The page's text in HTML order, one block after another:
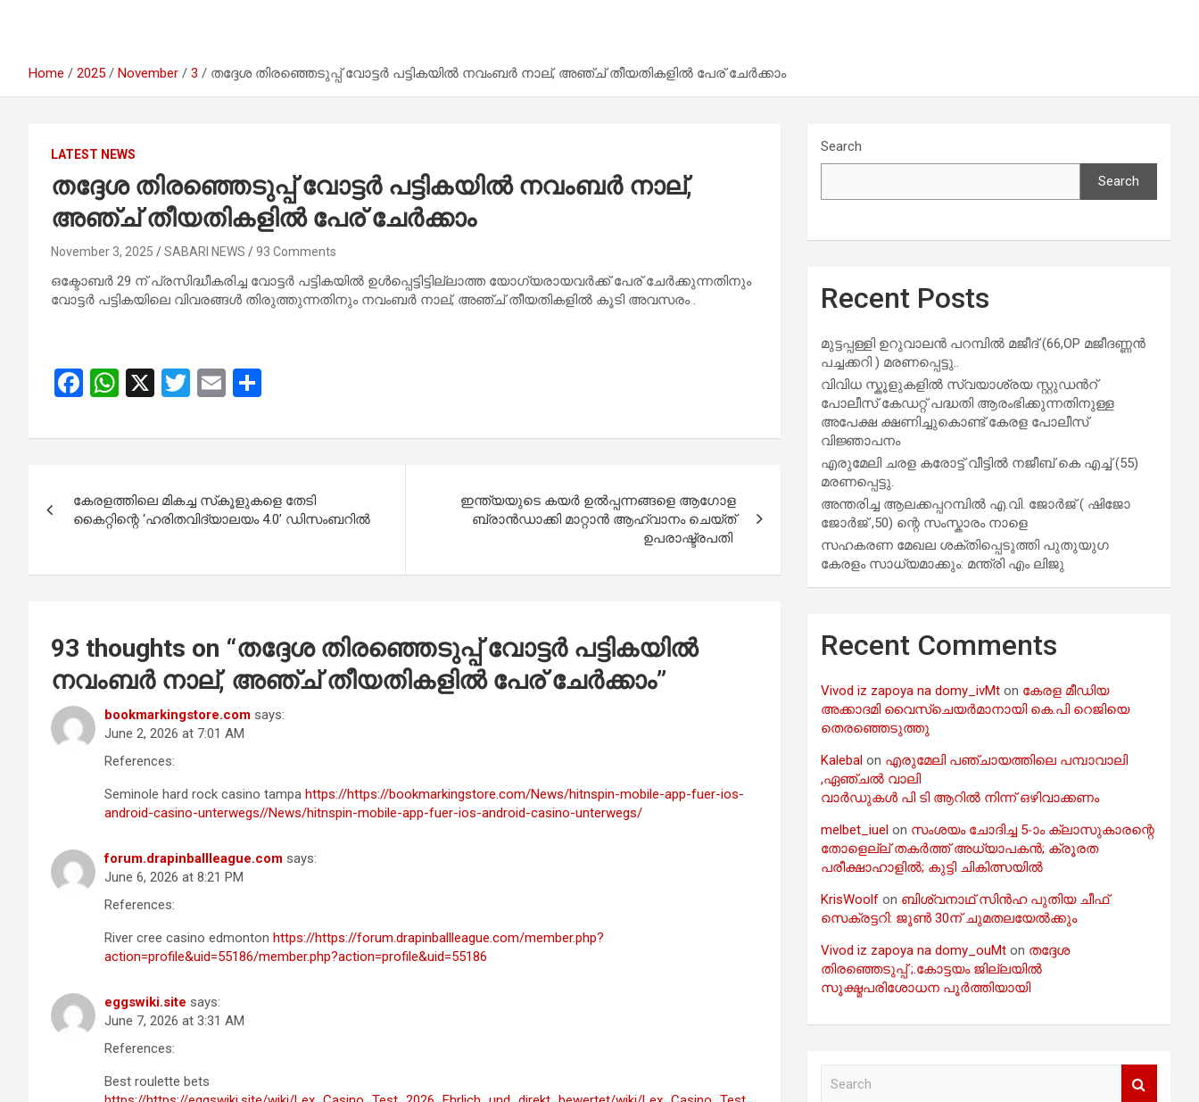
Home 2025 November 3 തദ്ദേശ തിരഞ്ഞെടുപ്പ് വോട്ടര്‍ പട്ടികയില്‍ നവംബര്‍ നാല്, അഞ്ച് തീയതികളില്‍ പേര് ചേര്‍ക്കാം
LATEST NEWS
തദ്ദേശ തിരഞ്ഞെടുപ്പ് വോട്ടര്‍ പട്ടികയില്‍ നവംബര്‍ നാല്,
അഞ്ച് തീയതികളില്‍ പേര് ചേര്‍ക്കാം
November 3, 2025 SABARI NEWS 93 Comments
ഒക്ടോബര്‍ 29 ന് പ്രസിദ്ധീകരിച്ച വോട്ടര്‍ പട്ടികയില്‍ ഉള്‍പ്പെട്ടിട്ടില്ലാത്ത യോഗ്യരായവര്‍ക്ക് പേര് ചേര്‍ക്കുന്നതിനും
വോട്ടര്‍ പട്ടികയിലെ വിവരങ്ങള്‍ തിരുത്തുന്നതിനും നവംബര്‍ നാല്, അഞ്ച് തീയതികളില്‍ കൂടി അവസരം .
F
ce
o
o
W
at
A
p
X
T
tt
E
ail ar
navigation
കേരളത്തിലെ മികച്ച സ്‌കൂളുകളെ തേടി
കൈറ്റിന്റെ ‘ഹരിതവിദ്യാലയം 4.0’ ഡിസംബറിൽ
ഇന്ത്യയുടെ കയർ ഉൽപ്പന്നങ്ങളെ ആഗോള
ബ്രാൻഡാക്കി മാറ്റാൻ ആഹ്വാനം ചെയ്ത്
ഉപരാഷ്ട്രപതി
93 thoughts on “തദ്ദേശ തിരഞ്ഞെടുപ്പ് വോട്ടര്‍ പട്ടികയില്‍
നവംബര്‍ നാല്, അഞ്ച് തീയതികളില്‍ പേര് ചേര്‍ക്കാം”
bookmarkingstore.com says:
June 2, 2026 at 7:01 AM
References:
Seminole hard rock casino tampa https://https://bookmarkingstore.com/News/hitnspin-mobile-app-fuer-ios-
android-casino-unterwegs//News/hitnspin-mobile-app-fuer-ios-android-casino-unterwegs/
forum.drapinballleague.com says:
June 6, 2026 at 8:21 PM
References:
River cree casino edmonton https://https://forum.drapinballleague.com/member.php?
action=profile&uid=55186/member.php?action=profile&uid=55186
eggswiki.site says:
June 7, 2026 at 3:31 AM
References:
Best roulette bets
Search
Search
Recent Posts
മുട്ടപ്പള്ളി ഉറുവാലൻ പറമ്പിൽ മജീദ് (66,OP മജീദണ്ണൻ
പച്ചക്കറി ) മരണപ്പെട്ടു..
വിവിധ സ്കൂളുകളില്‍ സ്വയാശ്രയ സ്റ്റുഡന്‍റ്
പോലീസ് കേഡറ്റ് പദ്ധതി ആരംഭിക്കുന്നതിനുള്ള
അപേക്ഷ ക്ഷണിച്ചുകൊണ്ട് കേരള പോലീസ്
വിജ്ഞാപനം
എരുമേലി ചരള കരോട്ട് വീട്ടിൽ നജീബ് കെ എച്ച് (55)
മരണപ്പെട്ടു.
അന്തരിച്ച ആ​ല​ക്ക​പ്പ​റമ്പിൽ​ എ.​വി. ജോ​ർ​ജ് ( ഷിജോ
ജോർജ് ,50) ന്റെ സംസ്കാരം നാളെ
സഹകരണ മേഖല ശക്തിപ്പെടുത്തി പുതുയുഗ
കേരളം സാധ്യമാക്കും: മന്ത്രി എം ലിജു
Recent Comments
Vivod iz zapoya na domy_ivMt on കേരള മീഡിയ
അക്കാദമി വൈസ്ചെയർമാനായി കെ.പി റെജിയെ
തെരഞ്ഞെടുത്തു
Kalebal on എരുമേലി പഞ്ചായത്തിലെ പമ്പാവാലി
,ഏഞ്ചൽ വാലി
വാർഡുകൾ പി ടി ആറിൽ നിന്ന് ഒഴിവാക്കണം
melbet_iuel on സംശയം ചോദിച്ച 5-ാം ക്ലാസുകാരന്റെ
തോളെല്ല് തകർത്ത് അധ്യാപകൻ; ക്രൂരത
പരീക്ഷാഹാളിൽ; കുട്ടി ചികിത്സയിൽ
KrisWoolf on ബിശ്വനാഥ് സിൻഹ പുതിയ ചീഫ്
സെക്രട്ടറി: ജൂൺ 30ന് ചുമതലയേൽക്കും
Vivod iz zapoya na domy_ouMt on തദ്ദേശ
തിരഞ്ഞെടുപ്പ് ;.കോട്ടയം ജില്ലയിൽ
സൂക്ഷ്മപരിശോധന പൂർത്തിയായി